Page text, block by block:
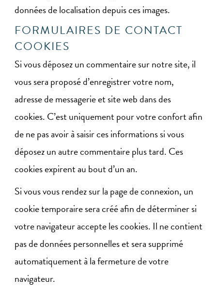
données de localisation depuis ces images.
FORMULAIRES DE CONTACT
COOKIES
Si vous déposez un commentaire sur notre site, il
vous sera proposé d’enregistrer votre nom,
adresse de messagerie et site web dans des
cookies. C’est uniquement pour votre confort afin
de ne pas avoir à saisir ces informations si vous
déposez un autre commentaire plus tard. Ces
cookies expirent au bout d’un an.
Si vous vous rendez sur la page de connexion, un
cookie temporaire sera créé afin de déterminer si
votre navigateur accepte les cookies. Il ne contient
pas de données personnelles et sera supprimé
automatiquement à la fermeture de votre
navigateur.